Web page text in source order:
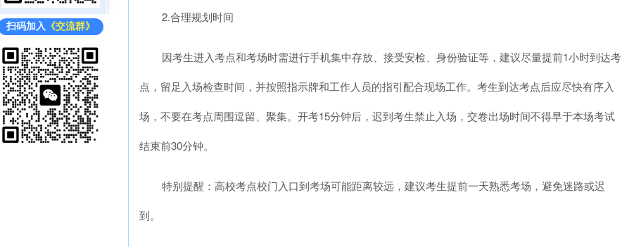
扫码加入 《交流群》
2.合理规划时间
因考生进入考点和考场时需进行手机集中存放、接受安检、身份验证等，建议尽量提前1小时到达考
点，留足入场检查时间，并按照指示牌和工作人员的指引配合现场工作。考生到达考点后应尽快有序入
场，不要在考点周围逗留、聚集。开考15分钟后，迟到考生禁止入场，交卷出场时间不得早于本场考试
结束前30分钟。
特别提醒：高校考点校门入口到考场可能距离较远，建议考生提前一天熟悉考场，避免迷路或迟
到。